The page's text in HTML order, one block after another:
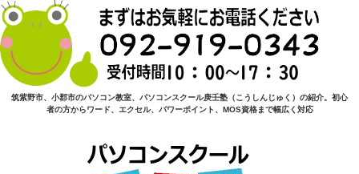
筑紫野市、小郡市のパソコン教室、パソコンスクール庚壬塾（こうしんじゅく）の紹介。初心
者の方からワード、エクセル、パワーポイント、MOS資格まで幅広く対応